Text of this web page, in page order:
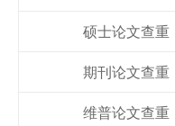
硕士论文查重
期刊论文查重
维普论文查重